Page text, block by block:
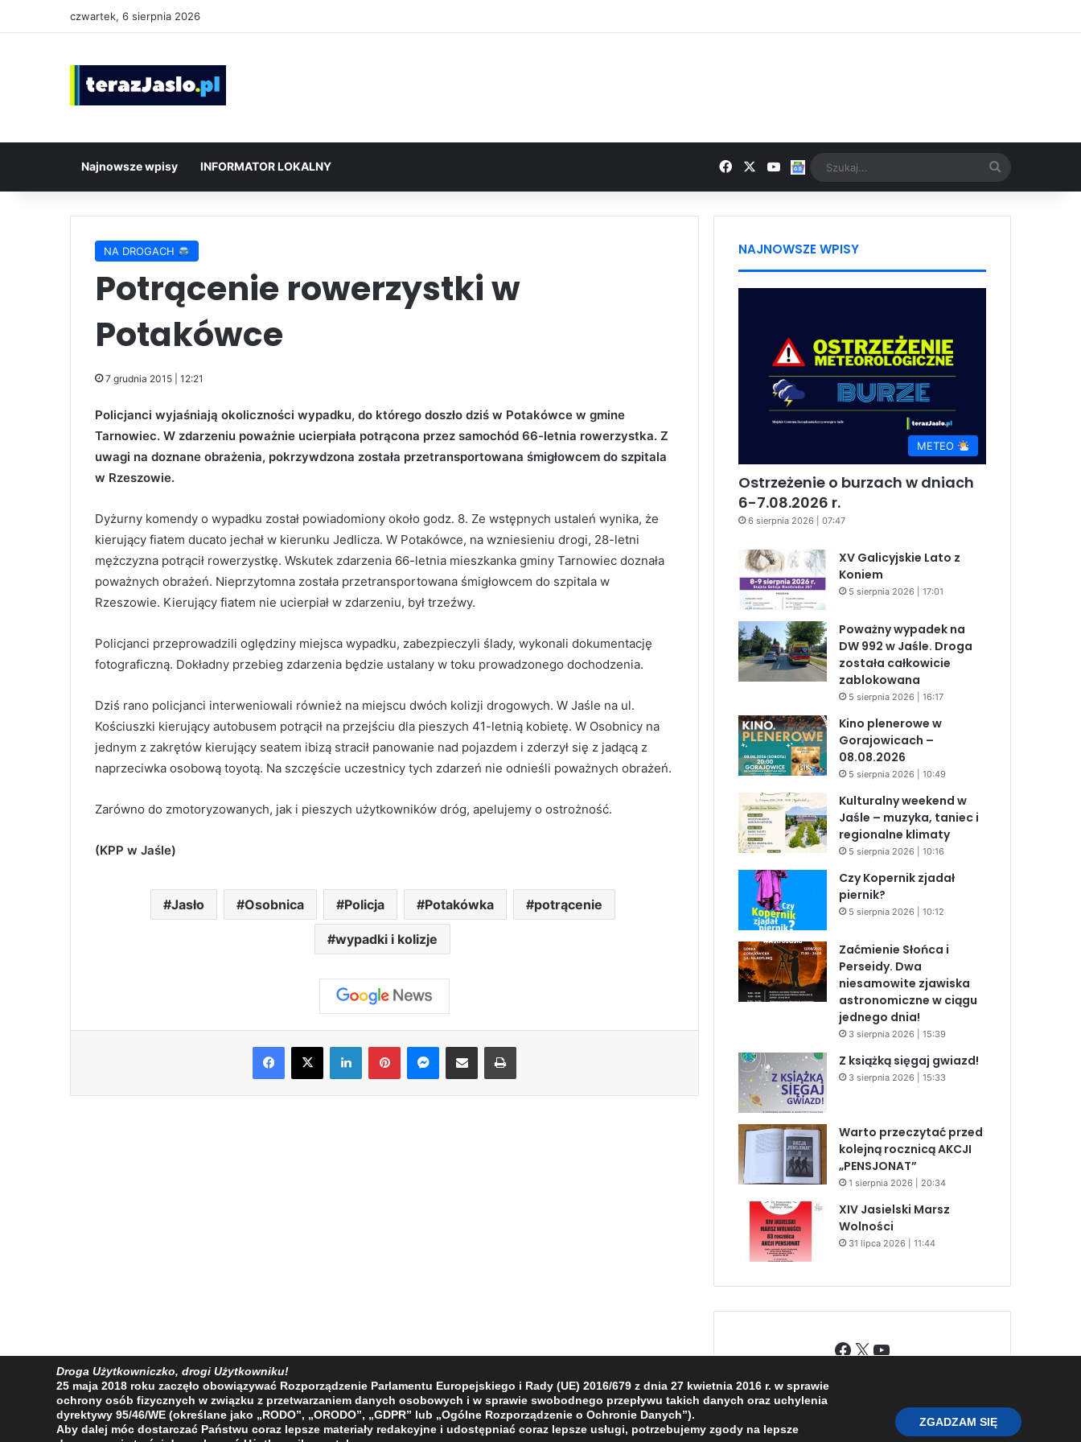
czwartek, 6 sierpnia 2026
Najnowsze wpisy INFORMATOR LOKALNY FacebookYouTubeGoogle News
NA DROGACH
Potrącenie rowerzystki w
Potakówce
7 grudnia 2015 | 12:21
Policjanci wyjaśniają okoliczności wypadku, do którego doszło dziś w Potakówce w gmine
Tarnowiec. W zdarzeniu poważnie ucierpiała potrącona przez samochód 66-letnia rowerzystka. Z
uwagi na doznane obrażenia, pokrzywdzona została przetransportowana śmigłowcem do szpitala
w Rzeszowie.
Dyżurny komendy o wypadku został powiadomiony około godz. 8. Ze wstępnych ustaleń wynika, że
kierujący fiatem ducato jechał w kierunku Jedlicza. W Potakówce, na wzniesieniu drogi, 28-letni
mężczyzna potrącił rowerzystkę. Wskutek zdarzenia 66-letnia mieszkanka gminy Tarnowiec doznała
poważnych obrażeń. Nieprzytomna została przetransportowana śmigłowcem do szpitala w
Rzeszowie. Kierujący fiatem nie ucierpiał w zdarzeniu, był trzeźwy.
Policjanci przeprowadzili oględziny miejsca wypadku, zabezpieczyli ślady, wykonali dokumentację
fotograficzną. Dokładny przebieg zdarzenia będzie ustalany w toku prowadzonego dochodzenia.
Dziś rano policjanci interweniowali również na miejscu dwóch kolizji drogowych. W Jaśle na ul.
Kościuszki kierujący autobusem potrącił na przejściu dla pieszych 41-letnią kobietę. W Osobnicy na
jednym z zakrętów kierujący seatem ibizą stracił panowanie nad pojazdem i zderzył się z jadącą z
naprzeciwka osobową toyotą. Na szczęście uczestnicy tych zdarzeń nie odnieśli poważnych obrażeń.
Zarówno do zmotoryzowanych, jak i pieszych użytkowników dróg, apelujemy o ostrożność.
(KPP w Jaśle)
Jasło Osobnica Policja Potakówka potrącenie
wypadki i kolizje
Facebook
X LinkedInPinterestMessenger
Share via Email Print
NAJNOWSZE WPISY
METEO
Ostrzeżenie o burzach w dniach
6-7.08.2026 r.
6 sierpnia 2026 | 07:47
XV Galicyjskie Lato z
Koniem
5 sierpnia 2026 | 17:01
Poważny wypadek na
DW 992 w Jaśle. Droga
została całkowicie
zablokowana
5 sierpnia 2026 | 16:17
Kino plenerowe w
Gorajowicach –
08.08.2026
5 sierpnia 2026 | 10:49
Kulturalny weekend w
Jaśle – muzyka, taniec i
regionalne klimaty
5 sierpnia 2026 | 10:16
Czy Kopernik zjadał
piernik?
5 sierpnia 2026 | 10:12
Zaćmienie Słońca i
Perseidy. Dwa
niesamowite zjawiska
astronomiczne w ciągu
jednego dnia!
3 sierpnia 2026 | 15:39
Z książką sięgaj gwiazd!
3 sierpnia 2026 | 15:33
Warto przeczytać przed
kolejną rocznicą AKCJI
„PENSJONAT”
1 sierpnia 2026 | 20:34
XIV Jasielski Marsz
Wolności
31 lipca 2026 | 11:44
Facebook
X YouTube
Droga Użytkowniczko, drogi Użytkowniku!
25 maja 2018 roku zaczęło obowiązywać Rozporządzenie Parlamentu Europejskiego i Rady (UE) 2016/679 z dnia 27 kwietnia 2016 r. w sprawie
ochrony osób fizycznych w związku z przetwarzaniem danych osobowych i w sprawie swobodnego przepływu takich danych oraz uchylenia
dyrektywy 95/46/WE (określane jako „RODO”, „ORODO”, „GDPR” lub „Ogólne Rozporządzenie o Ochronie Danych”).
Aby dalej móc dostarczać Państwu coraz lepsze materiały redakcyjne i udostępniać coraz lepsze usługi, potrzebujemy zgody na lepsze
ZGADZAM SIĘ